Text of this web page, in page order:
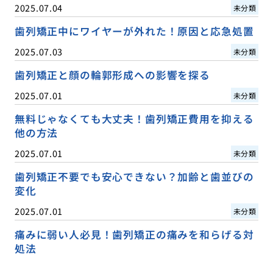
2025.07.04 未分類
歯列矯正中にワイヤーが外れた！原因と応急処置
2025.07.03 未分類
歯列矯正と顔の輪郭形成への影響を探る
2025.07.01 未分類
無料じゃなくても大丈夫！歯列矯正費用を抑える
他の方法
2025.07.01 未分類
歯列矯正不要でも安心できない？加齢と歯並びの
変化
2025.07.01 未分類
痛みに弱い人必見！歯列矯正の痛みを和らげる対
処法